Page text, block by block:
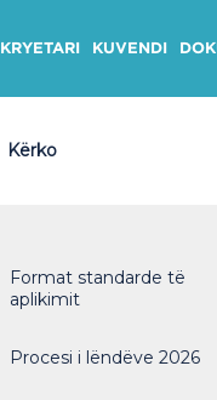
KRYETARI KUVENDI
Format standarde të
aplikimit
Procesi i lëndëve 2026